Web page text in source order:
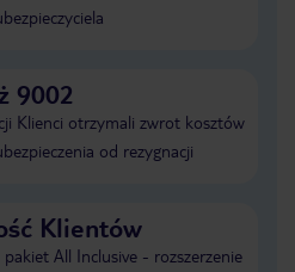
9002
Klienci otrzymali zwrot kosztów
od rezygnacji
Klientów
All Inclusive - rozszerzenie